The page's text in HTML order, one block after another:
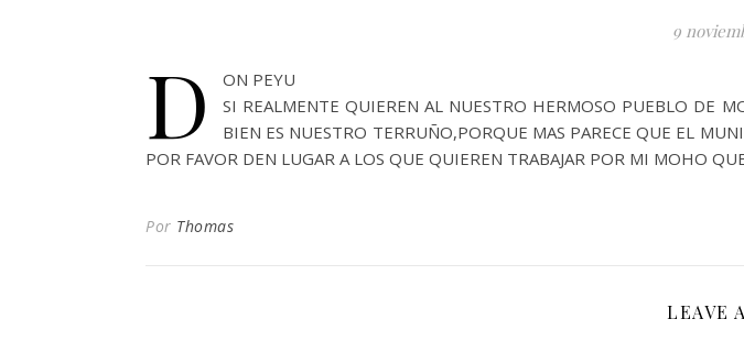
9
D
ON PEYU
SI REALMENTE QUIEREN AL NUESTRO HERMOSO PUEBLO DE
BIEN ES NUESTRO TERRUÑO,PORQUE MAS PARECE QUE EL
POR FAVOR DEN LUGAR A LOS QUE QUIEREN TRABAJAR POR MI MOHO
Por Thomas
LEAVE